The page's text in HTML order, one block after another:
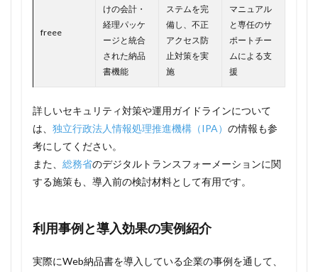
freee
けの会計・
経理パッケ
ージと統合
された納品
書機能
ステムを完
備し、不正
アクセス防
止対策を実
施
マニュアル
と専任のサ
ポートチー
ムによる支
援
詳しいセキュリティ対策や運用ガイドラインについて
は、 独立行政法人情報処理推進機構（IPA） の情報も参
考にしてください。
また、 総務省のデジタルトランスフォーメーションに関
する施策も、導入前の検討材料として有用です。
利用事例と導入効果の実例紹介
実際にWeb納品書を導入している企業の事例を通して、